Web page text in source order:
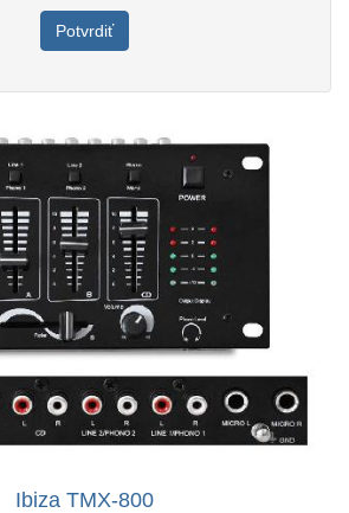
Potvrdiť
Ibiza TMX-800